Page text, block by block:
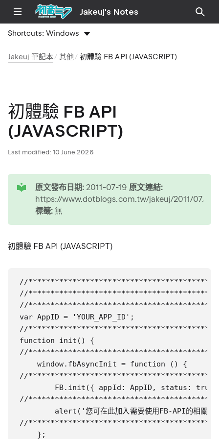
Jakeuj's Notes
Shortcuts:Windows
Jakeuj 筆記本 其他 初體驗 FB API (JAVASCRIPT)
初體驗 FB API
(JAVASCRIPT)
Last modified: 10 June 2026
原文發布日期: 2011-07-19 原文連結:
https://www.dotblogs.com.tw/jakeuj/2011/07/19/
標籤: 無
初體驗 FB API (JAVASCRIPT)
//
//
//
var AppID = 'YOUR_APP_ID';
//
function init() {
//
    window.fbAsyncInit = function () {
//
FB.init({ appId: AppID, status:
//
alert('您可在此加入需要使用FB-API的相關應
//
    };